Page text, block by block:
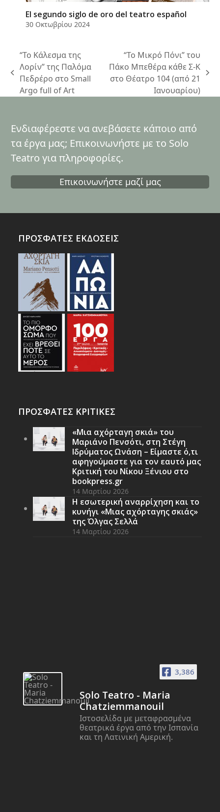
El segundo siglo de oro del teatro español
30 Οκτωβρίου 2024
previous
post:
“Το Κάλεσμα της
Λορίν” της Παλόμα
Πεδρέρο στο Small
Argo full of Art
next
“Το Μικρό Πόνι” του
Πάκο Μπεθέρα κάθε Σ-Κ
στο Θέατρο 104 (από 21
Ιανουαρίου)
Ενδιαφέρεστε να ανεβάσετε κάποιο από
τα έργα μας; Επικοινωνήστε με το Solo
Teatro για πληροφορίες.
Επικοινωνήστε μαζί μας
ΠΡΟΣΦΑΤΕΣ ΕΚΔΟΣΕΙΣ
ΠΡΟΣΦΑΤΕΣ ΚΡΙΤΙΚΕΣ
«Μια αχόρταγη σκιά» του
Μαριάνο Πενσότι, στη Στέγη
Ιδρύματος Ωνάση – Είμαστε ό,τι
αφηγούμαστε για τον εαυτό μας
Κριτική του Νίκου Ξένιου στο
bookpress.gr
14 Μαρτίου 2026
Η εσωτερική αναρρίχηση και το
κυνήγι «Μιας αχόρταγης σκιάς»
της Όλγας Σελλά
14 Μαρτίου 2026
3,386
Solo Teatro - Maria
Chatziemmanouil
Ιστοσελίδα με μεταφρασμένα
θεατρικά έργα από την Ισπανία
και τη Λατινική Αμερική.